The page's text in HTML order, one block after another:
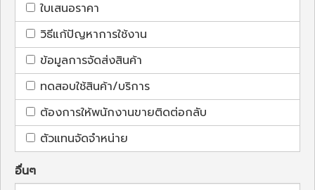
ใบเสนอราคา
วิธีแก้ปัญหาการใช้งาน
ข้อมูลการจัดส่งสินค้า
ทดสอบใช้สินค้า/บริการ
ต้องการให้พนักงานขายติดต่อกลับ
ตัวแทนจัดจำหน่าย
อื่นๆ